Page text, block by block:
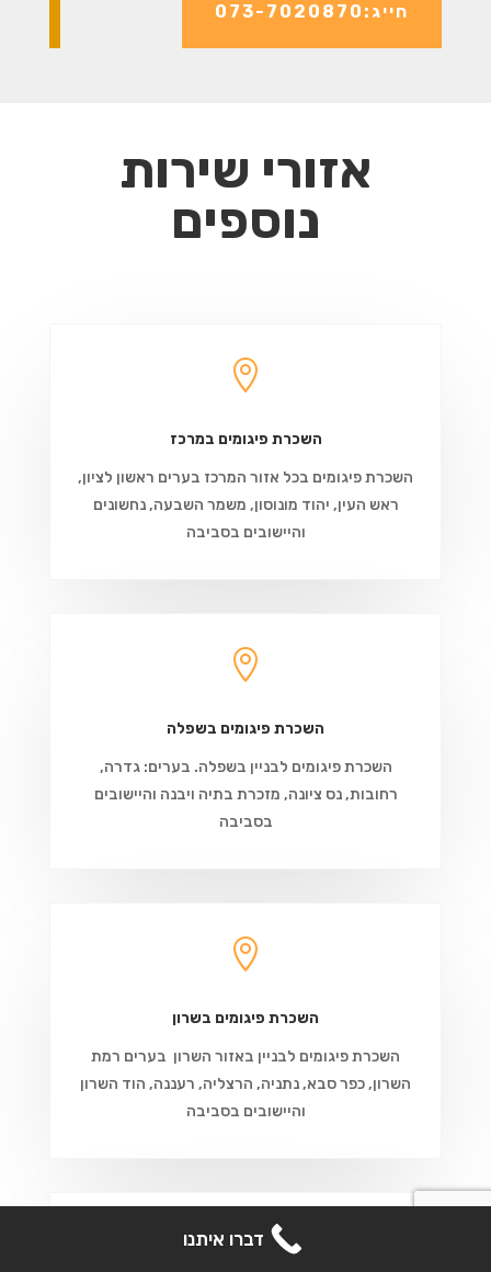
חייג:073-7020870
אזורי שירות
נוספים

השכרת פיגומים במרכז
השכרת פיגומים בכל אזור המרכז בערים ראשון לציון,
ראש העין, יהוד מונוסון, משמר השבעה, נחשונים
והיישובים בסביבה

השכרת פיגומים בשפלה
השכרת פיגומים לבניין בשפלה. בערים: גדרה,
רחובות, נס ציונה, מזכרת בתיה ויבנה והיישובים
בסביבה

השכרת פיגומים בשרון
השכרת פיגומים לבניין באזור השרון בערים רמת
השרון, כפר סבא, נתניה, הרצליה, רעננה, הוד השרון
והיישובים בסביבה

דברו איתנו